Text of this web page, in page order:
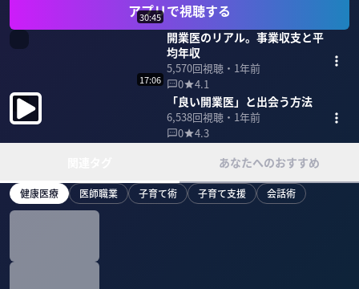
アプリで視聴する
30:45
開業医のリアル。事業収支と平
均年収
5,570回視聴・ 1年前
0
4.1
17:06
「良い開業医」と出会う方法
6,538回視聴・ 1年前
0
4.3
あなたへのおすすめ
健康医療 医師職業 子育て術 子育て支援 会話術